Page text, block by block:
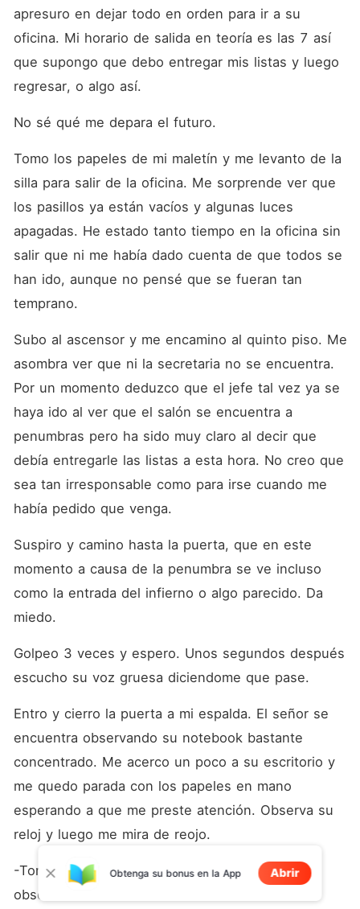
apresuro en dejar todo en orden para ir a su
oficina. Mi horario de salida en teoría es las 7 así
que supongo que debo entregar mis listas y luego
regresar, o algo así.
No sé qué me depara el futuro.
Tomo los papeles de mi maletín y me levanto de la
silla para salir de la oficina. Me sorprende ver que
los pasillos ya están vacíos y algunas luces
apagadas. He estado tanto tiempo en la oficina sin
salir que ni me había dado cuenta de que todos se
han ido, aunque no pensé que se fueran tan
temprano.
Subo al ascensor y me encamino al quinto piso. Me
asombra ver que ni la secretaria no se encuentra.
Por un momento deduzco que el jefe tal vez ya se
haya ido al ver que el salón se encuentra a
penumbras pero ha sido muy claro al decir que
debía entregarle las listas a esta hora. No creo que
sea tan irresponsable como para irse cuando me
había pedido que venga.
Suspiro y camino hasta la puerta, que en este
momento a causa de la penumbra se ve incluso
como la entrada del infierno o algo parecido. Da
miedo.
Golpeo 3 veces y espero. Unos segundos después
escucho su voz gruesa diciendome que pase.
Entro y cierro la puerta a mi espalda. El señor se
encuentra observando su notebook bastante
concentrado. Me acerco un poco a su escritorio y
me quedo parada con los papeles en mano
esperando a que me preste atención. Observa su
reloj y luego me mira de reojo.
-Tome asiento-me indica antes de seguir
observando su notebook.
Obtenga su bonus en la App Abrir